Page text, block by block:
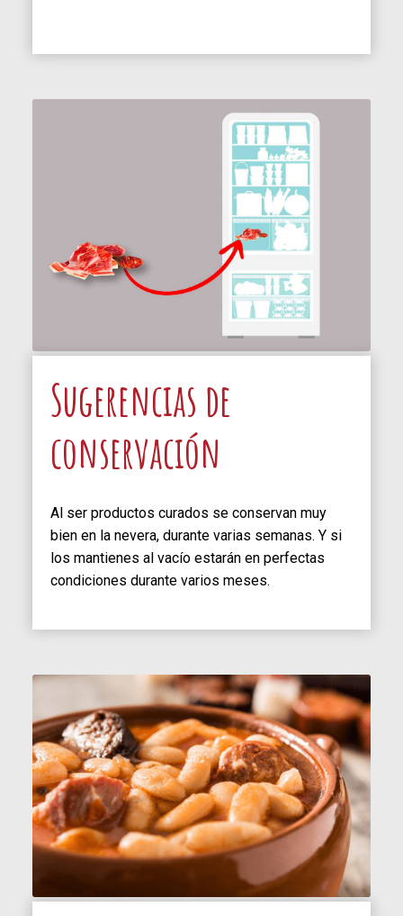
Sugerencias de
conservación
Al ser productos curados se conservan muy
bien en la nevera, durante varias semanas. Y si
los mantienes al vacío estarán en perfectas
condiciones durante varios meses.